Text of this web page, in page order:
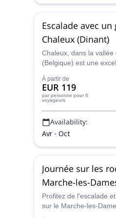
Escalade avec un
Chaleux (Dinant)
Chaleux, dans la vallée
(Belgique) est une
Christophe, moniteur
pour 1 ou 2 jours.
À partir de
EUR 119
par personne pour 6
voyageurs
Availability:
Avr - Oct
Journée sur les
Marche-les-
via ferrata
Profitez de l'escalade
sur le Marche-les-